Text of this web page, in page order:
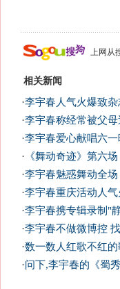
上网从
相关新闻
·李宇春人气火爆致
·李宇春称经常被父
·李宇春爱心献唱六
· 《舞动奇迹》第六
·李宇春魅惑舞动全
·李宇春重庆活动人
·李宇春携专辑录制"
·李宇春不做微博控
·数一数人红歌不红
·问下,李宇春的《蜀